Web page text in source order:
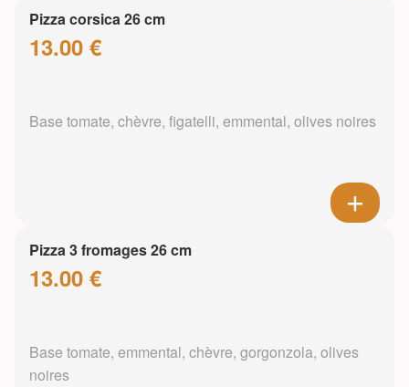
Pizza corsica 26 cm
13.00 €
Base tomate, chèvre, figatelli, emmental, olives noires
Pizza 3 fromages 26 cm
13.00 €
Base tomate, emmental, chèvre, gorgonzola, olives
noires